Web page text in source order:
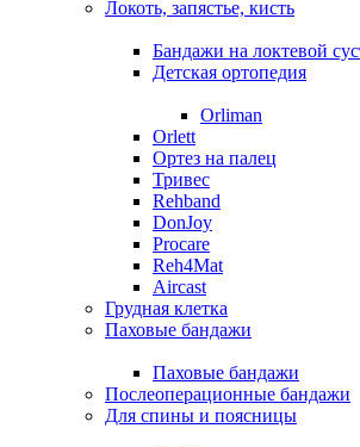
Локоть, запястье, кисть
Бандажи на локтевой
Детская ортопедия
Orliman
Orlett
Ортез на палец
Тривес
Rehband
DonJoy
Procare
Reh4Mat
Aircast
Грудная клетка
Паховые бандажи
Паховые бандажи
Послеоперационные бандажи
Для спины и поясницы